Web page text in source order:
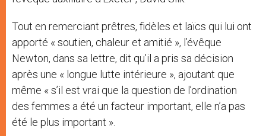
Tout en remerciant prêtres, fidèles et laïcs qui lui ont
apporté « soutien, chaleur et amitié », l’évêque
Newton, dans sa lettre, dit qu’il a pris sa décision
après une « longue lutte intérieure », ajoutant que
même « s’il est vrai que la question de l’ordination
des femmes a été un facteur important, elle n’a pas
été le plus important ».